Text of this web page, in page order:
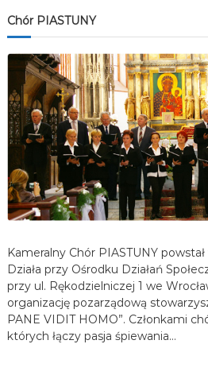
Chór PIASTUNY
Kameralny Chór PIASTUNY
Działa przy Ośrodku Działań
przy ul. Rękodzielniczej 1 we
organizację pozarządową
PANE VIDIT HOMO”. Członkami
których łączy pasja śpiewania…